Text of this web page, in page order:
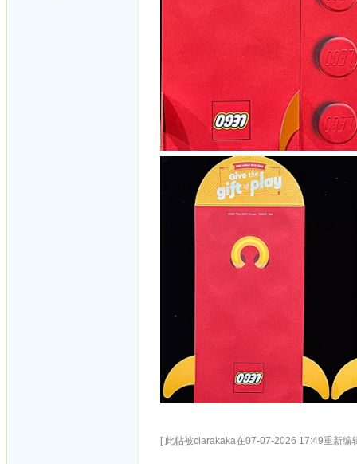
[ 此帖被clarakaka在07-07-2026 17:49重新编